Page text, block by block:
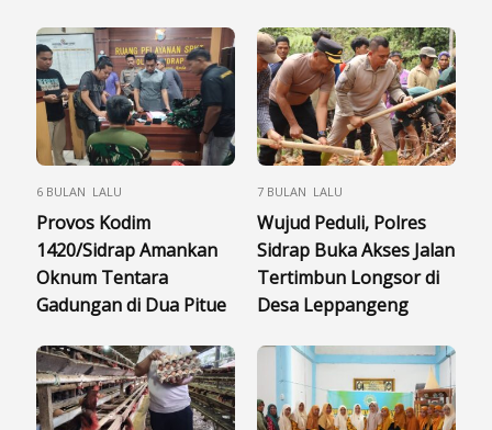
6 BULAN LALU
Provos Kodim
1420/Sidrap Amankan
Oknum Tentara
Gadungan di Dua Pitue
7 BULAN LALU
Wujud Peduli, Polres
Sidrap Buka Akses Jalan
Tertimbun Longsor di
Desa Leppangeng